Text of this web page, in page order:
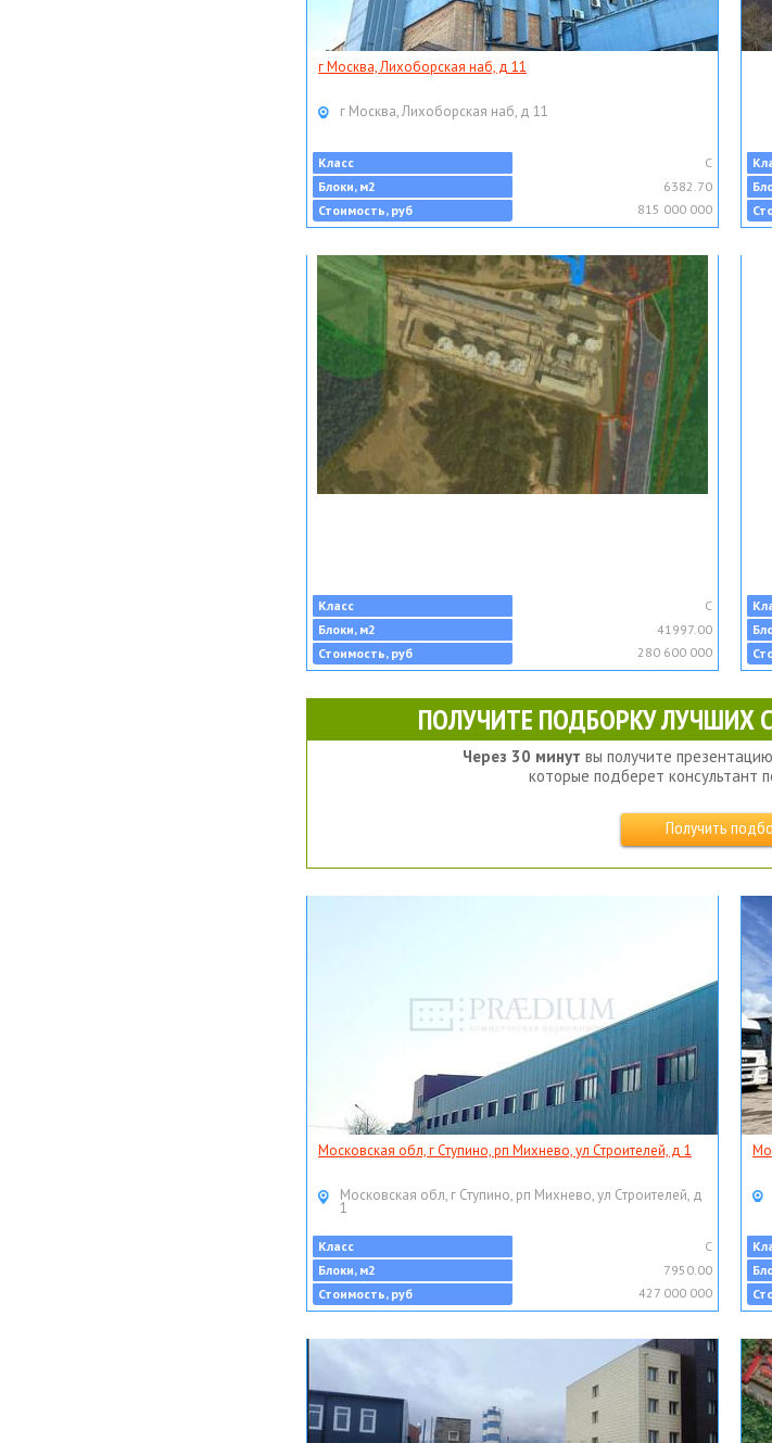
г Москва, Лихоборская наб, д 11
г Москва, Лихоборская наб, д 11
Класс
C
Блоки, м2
6382.70
Стоимость, руб
815 000 000
Класс
C
Блоки, м2
41997.00
Стоимость, руб
280 600 000
ПОЛУЧИТЕ ПОДБОРКУ ЛУЧШИХ
Через 30 минут вы получите
которые подберет консультант
Получить
Московская обл, г Ступино, рп Михнево, ул Строителей, д 1
Московская обл, г Ступино, рп Михнево, ул Строителей, д
1
Класс
C
Блоки, м2
7950.00
Стоимость, руб
427 000 000